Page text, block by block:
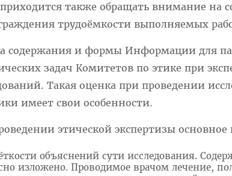
также обращать внимание на
трудоёмкости выполняемых
содержания и формы Информации для
задач Комитетов по этике при
Такая оценка при проведении
имеет свои особенности.
этической экспертизы основное
объяснений сути исследования.
изложено. Проводимое врачом лечение,